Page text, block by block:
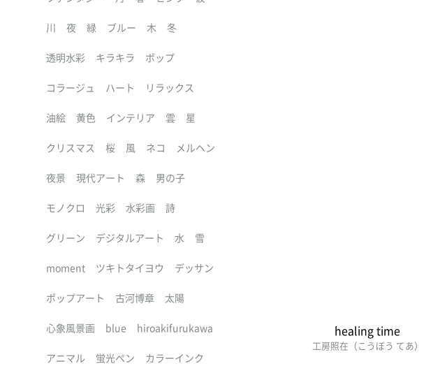
healing time
工房照在（こうぼう てあ）
川 夜 緑 ブルー 木 冬
透明水彩 キラキラ ポップ
コラージュ ハート リラックス
油絵 黄色 インテリア 雲 星
クリスマス 桜 風 ネコ メルヘン
夜景 現代アート 森 男の子
モノクロ 光彩 水彩画 詩
グリーン デジタルアート 水 雪
moment ツキトタイヨウ デッサン
ポップアート 古河博章 太陽
心象風景画 blue hiroakifurukawa
アニマル 蛍光ペン カラーインク